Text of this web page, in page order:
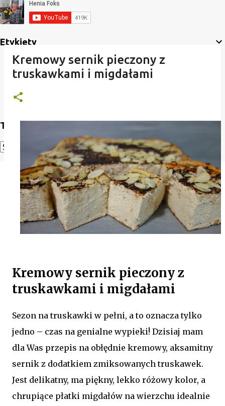
Etykiety
Translate
Powered by Translate
Kremowy sernik pieczony z
truskawkami i migdałami
Kremowy sernik pieczony z
truskawkami i migdałami
Sezon na truskawki w pełni, a to oznacza tylko
jedno – czas na genialne wypieki! Dzisiaj mam
dla Was przepis na obłędnie kremowy, aksamitny
sernik z dodatkiem zmiksowanych truskawek.
Jest delikatny, ma piękny, lekko różowy kolor, a
chrupiące płatki migdałów na wierzchu idealnie